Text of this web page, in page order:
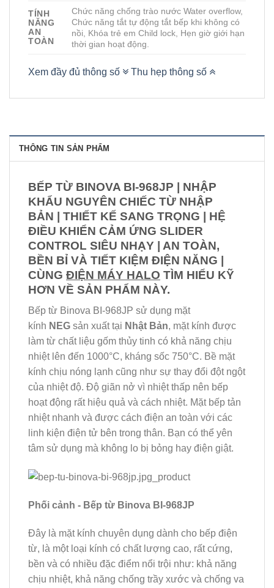
TÍNH
NĂNG
AN
TOÀN
Chức năng chống trào nước Water overflow,
Chức năng tắt tự động tắt bếp khi không có
nồi, Khóa trẻ em Child lock, Hẹn giờ giới hạn
thời gian hoạt động.
Xem đầy đủ thông số Thu hẹp thông số
THÔNG TIN SẢN PHẨM
BẾP TỪ BINOVA BI-968JP | NHẬP
KHẨU NGUYÊN CHIẾC TỪ NHẬP
BẢN | THIẾT KẾ SANG TRỌNG | HỆ
ĐIỀU KHIỂN CẢM ỨNG SLIDER
CONTROL SIÊU NHẠY | AN TOÀN,
BỀN BỈ VÀ TIẾT KIỆM ĐIỆN NĂNG |
CÙNG ĐIỆN MÁY HALO TÌM HIỂU KỸ
HƠN VỀ SẢN PHẨM NÀY.
Bếp từ Binova BI-968JP sử dụng mặt
kính NEG sản xuất tại Nhật Bản, mặt kính được
làm từ chất liệu gốm thủy tinh có khả năng chịu
nhiệt lên đến 1000°C, kháng sốc 750°C. Bề mặt
kính chịu nóng lạnh cũng như sự thay đổi đột ngột
của nhiệt độ. Độ giãn nở vì nhiệt thấp nên bếp
hoạt động rất hiệu quả và cách nhiệt. Mặt bếp tản
nhiệt nhanh và được cách điện an toàn với các
linh kiện điện tử bên trong thân. Bạn có thể yên
tâm sử dụng mà không lo bị bỏng hay điện giật.
Phối cảnh - Bếp từ Binova BI-968JP
Đây là mặt kính chuyên dụng dành cho bếp điện
từ, là một loại kính có chất lượng cao, rất cứng,
bền và có nhiều đặc điểm nổi trội như: khả năng
chịu nhiệt, khả năng chống trầy xước và chống va